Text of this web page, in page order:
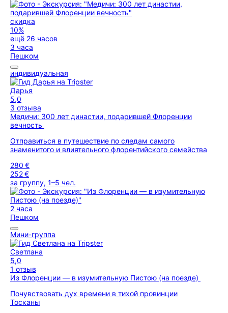
скидка
10%
ещё 26 часов
3 часа
Пешком
индивидуальная
Дарья
5,0
3 отзыва
Медичи: 300 лет династии, подарившей Флоренции
вечность
Отправиться в путешествие по следам самого
знаменитого и влиятельного флорентийского семейства
280 €
252 €
за группу, 1–5 чел.
2 часа
Пешком
Мини-группа
Светлана
5,0
1 отзыв
Из Флоренции — в изумительную Пистою (на поезде)
Почувствовать дух времени в тихой провинции
Тосканы